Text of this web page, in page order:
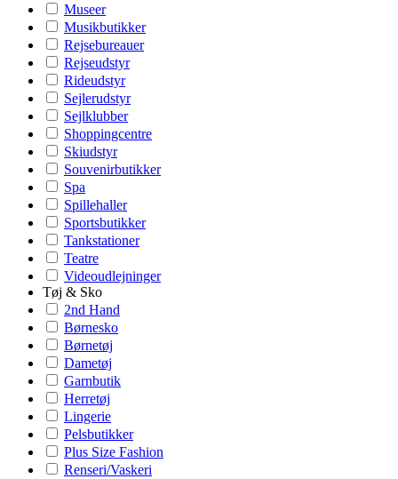
Museer
Musikbutikker
Rejsebureauer
Rejseudstyr
Rideudstyr
Sejlerudstyr
Sejlklubber
Shoppingcentre
Skiudstyr
Souvenirbutikker
Spa
Spillehaller
Sportsbutikker
Tankstationer
Teatre
Videoudlejninger
Tøj & Sko
2nd Hand
Børnesko
Børnetøj
Dametøj
Garnbutik
Herretøj
Lingerie
Pelsbutikker
Plus Size Fashion
Renseri/Vaskeri